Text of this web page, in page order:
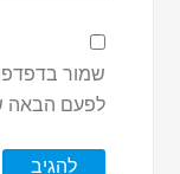
שמור
לפעם הבאה